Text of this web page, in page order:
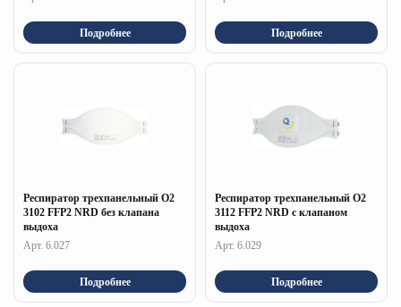
Подробнее Подробнее
Респиратор трехпанельный О2
3102 FFP2 NRD без клапана
выдоха
Арт. 6.027
Подробнее
Респиратор трехпанельный О2
3112 FFP2 NRD с клапаном
выдоха
Арт. 6.029
Подробнее